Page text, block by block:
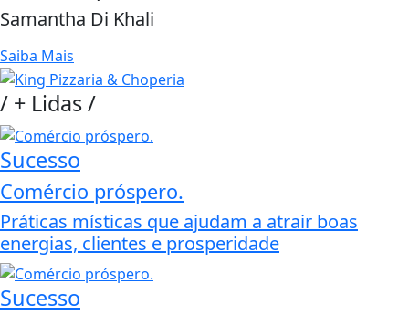
Samantha Di Khali
Saiba Mais
/ + Lidas/
Sucesso
Comércio próspero.
Práticas místicas que ajudam a atrair boas
energias, clientes e prosperidade
Sucesso